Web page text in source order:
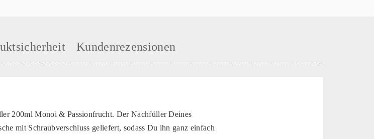
Kundenrezensionen
200ml Monoi & Passionfrucht. Der Nachfüller Deines
mit Schraubverschluss geliefert, sodass Du ihn ganz einfach